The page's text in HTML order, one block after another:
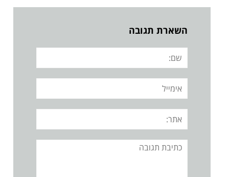
השארת תגובה
שם:
אימייל
אתר:
תגובה